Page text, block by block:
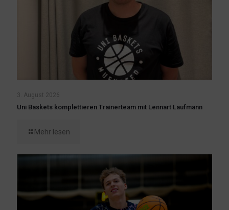
3. August 2026
Uni Baskets komplettieren Trainerteam mit Lennart Laufmann
Mehr lesen